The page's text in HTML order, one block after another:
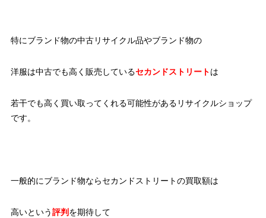
特にブランド物の中古リサイクル品やブランド物の
洋服は中古でも高く販売しているセカンドストリートは
若干でも高く買い取ってくれる可能性があるリサイクルショップ
です。
一般的にブランド物ならセカンドストリートの買取額は
高いという評判 を期待して